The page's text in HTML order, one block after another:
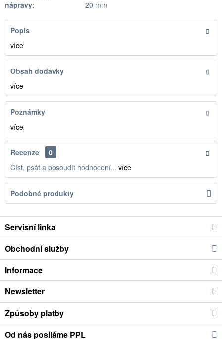
nápravy:
20 mm
Popis
více
Obsah dodávky
více
Poznámky
více
Recenze
0
Číst, psát a posoudít hodnocení... více
Podobné produkty
Servisní linka
Obchodní služby
Informace
Newsletter
Způsoby platby
Od nás posíláme PPL